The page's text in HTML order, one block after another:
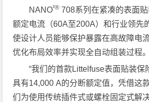
NANO²® 708系列在紧凑的表面
额定电流（60A至200A）和行业领先
使设计人员能够保护暴露在高故障电
优化布局效率并实现全自动组装过程。
“我们的首款Littelfuse表面贴装保
具有14,000 A的分断额定值，凭借这
们为使用传统插件式或螺栓固定式解